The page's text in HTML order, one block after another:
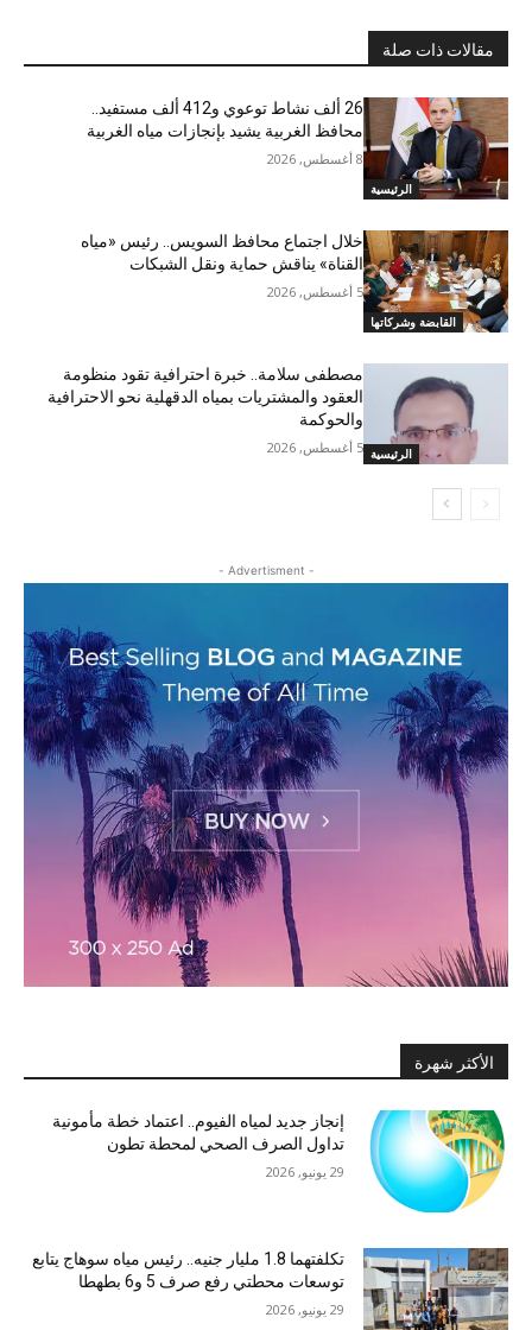
مقالات ذات صلة
الرئيسية
26 ألف نشاط توعوي و412 ألف مستفيد..
محافظ الغربية يشيد بإنجازات مياه الغربية
8 أغسطس, 2026
القابضة وشركاتها
خلال اجتماع محافظ السويس.. رئيس «مياه
القناة» يناقش حماية ونقل الشبكات
5 أغسطس, 2026
الرئيسية
مصطفى سلامة.. خبرة احترافية تقود منظومة
العقود والمشتريات بمياه الدقهلية نحو الاحترافية
والحوكمة
5 أغسطس, 2026
- Advertisment -
الأكثر شهرة
إنجاز جديد لمياه الفيوم.. اعتماد خطة مأمونية
تداول الصرف الصحي لمحطة تطون
29 يونيو, 2026
تكلفتهما 1.8 مليار جنيه.. رئيس مياه سوهاج يتابع
توسعات محطتي رفع صرف 5 و6 بطهطا
29 يونيو, 2026